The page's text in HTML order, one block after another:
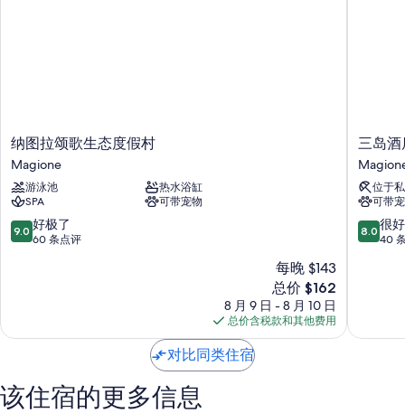
全尺寸冰箱/冰柜和厨具/餐具/器皿
阳台或露台和高脚椅
纳
图
拉
颂
歌
生
态
纳图拉颂歌生态度假村
Magione
游泳池
热水浴缸
SPA
可带宠物
9.0
分，
了，
点
评
9.0 好极了
60 条点评
每晚 $143
新
价
格
$162
总价 $162
8 月 9 日 - 8 月 10 日
总价含税款和其他费用
三
岛
酒
店
三岛酒
位于
可带
8.0
分，
40
8.0 很好
40
对比同类住宿
该住宿的更多信息